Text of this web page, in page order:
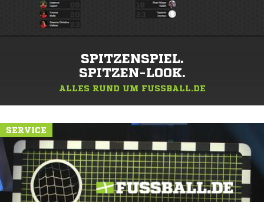
SPITZENSPIEL.
SPITZEN-LOOK.
ALLES RUND UM FUSSBALL.DE
SERVICE